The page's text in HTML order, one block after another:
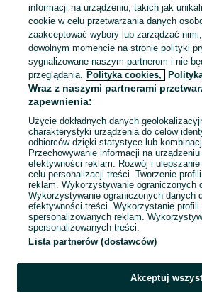
informacji na urządzeniu, takich jak
cookie w celu przetwarzania danych
zaakceptować wybory lub zarządzać
dowolnym momencie na stronie polityki
sygnalizowane naszym partnerom i nie
przeglądania. Polityka cookies,
Wraz z naszymi partnerami
zapewnienia:
Użycie dokładnych danych
charakterystyki urządzenia do celów
odbiorców dzięki statystyce lub
Przechowywanie informacji na
efektywności reklam. Rozwój i ulepszanie
celu personalizacji treści. Tworzenie
reklam. Wykorzystywanie ograniczonych
Wykorzystywanie ograniczonych danych
efektywności treści. Wykorzystanie profili
spersonalizowanych reklam.
spersonalizowanych treści.
Lista partnerów (dostawców)
Akceptuj